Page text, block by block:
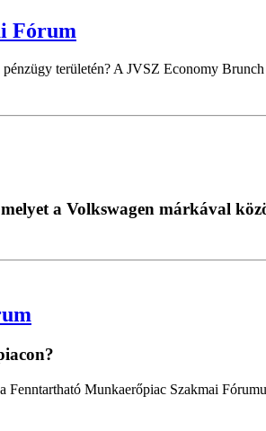
Fórum
területén? A JVSZ Economy
a Volkswagen márkával
Munkaerőpiac Szakmai